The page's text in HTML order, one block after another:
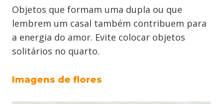
Objetos que formam uma dupla ou que
lembrem um casal também contribuem para
a energia do amor. Evite colocar objetos
solitários no quarto.
Imagens de flores